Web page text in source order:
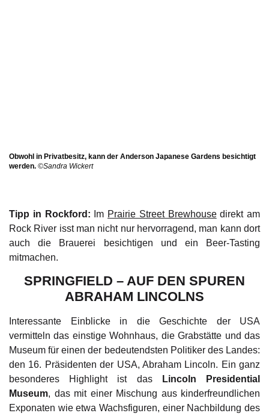
Obwohl in Privatbesitz, kann der Anderson Japanese Gardens besichtigt
werden. ©Sandra Wickert
Tipp in Rockford: Im Prairie Street Brewhousedirekt am
Rock River isst man nicht nur hervorragend, man kann dort
auch die Brauerei besichtigen und ein Beer-Tasting
mitmachen.
SPRINGFIELD – AUF DEN SPUREN
ABRAHAM LINCOLNS
Interessante Einblicke in die Geschichte der USA
vermitteln das einstige Wohnhaus, die Grabstätte und das
Museum für einen der bedeutendsten Politiker des Landes:
den 16. Präsidenten der USA, Abraham Lincoln. Ein ganz
besonderes Highlight ist das
Lincoln Presidential
Museum, das mit einer Mischung aus kinderfreundlichen
Exponaten wie etwa Wachsfiguren, einer Nachbildung des